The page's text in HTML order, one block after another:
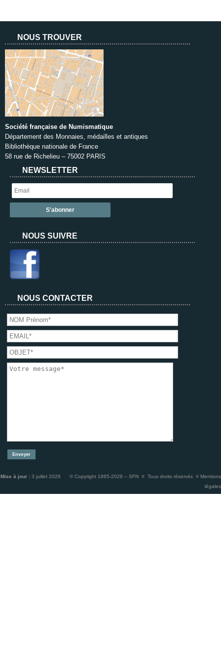
NOUS TROUVER
Société française de Numismatique
Département des Monnaies, médailles et antiques
Bibliothèque nationale de France
58 rue de Richelieu – 75002 PARIS
NEWSLETTER
NOUS SUIVRE
NOUS CONTACTER
Mise à jour : 3 juillet 2026 © Copyright 1865-2026 – SFN ≡ Tous droits réservés ≡ Mentions
légales